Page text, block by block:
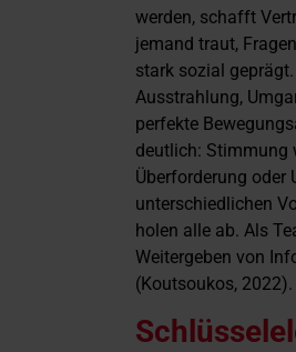
werden, schafft
jemand traut,
stark sozial
Ausstrahlung,
perfekte
deutlich: Stimmung
Überforderung oder
unterschiedlichen
holen alle ab. Als
Weitergeben von
(Koutsoukos, 2022).